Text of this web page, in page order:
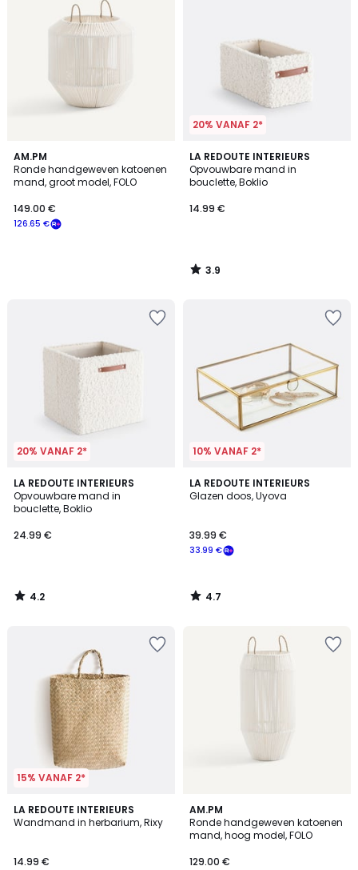
AM.PM
Ronde handgeweven katoenen
mand, groot model, FOLO
126.65 €
149.00 €
20% VANAF 2*
LA REDOUTE INTERIEURS
Opvouwbare mand in
bouclette, Boklio
14.99 €
3.9
/ 5
3.9
/
20% VANAF 2*
LA REDOUTE INTERIEURS
Opvouwbare mand in
bouclette, Boklio
24.99 €
4.2
/ 5
4.2
/
10% VANAF 2*
LA REDOUTE INTERIEURS
Glazen doos, Uyova
33.99 €
39.99 €
4.7
/ 5
4.7
/
15% VANAF 2*
LA REDOUTE INTERIEURS
Wandmand in herbarium, Rixy
14.99 €
4.8
/ 5
AM.PM
Ronde handgeweven katoenen
mand, hoog model, FOLO
129.00 €